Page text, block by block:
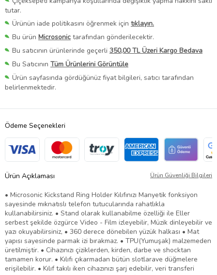
tutar.
Ürünün iade politikasını öğrenmek için tıklayın.
Bu ürün Microsonic tarafından gönderilecektir.
Bu satıcının ürünlerinde geçerli 350,00 TL Üzeri Kargo Bedava
Bu Satıcının Tüm Ürünlerini Görüntüle
Ürün sayfasında gördüğünüz fiyat bilgileri, satıcı tarafından
belirlenmektedir.
Ödeme Seçenekleri
Ürün Açıklaması Ürün Güvenliği Bilgileri
• Microsonic Kickstand Ring Holder Kılıfınızı Manyetik fonksiyon
sayesinde mıknatıslı telefon tutucularında rahatlıkla
kullanabilirsiniz. • Stand olarak kullanabilme özelliği ile Eller
serbest şekilde özgürce Video - Film izleyebilir, Müzik dinleyebilir ve
yazı okuyabilirsiniz, • 360 derece dönebilen yüzük halkası • Mat
yapısı sayesinde parmak izi bırakmaz. • TPU(Yumuşak) malzemeden
üretilmiştir. • Cihazınızı çiziklerden, kirden, darbe ve shocktan
tamamen korur. • Kılıfı çıkarmadan bütün slotlarave düğmelere
erişilebilir. • Kılıf takılı iken cihazınızı şarj edebilir, veri transferi